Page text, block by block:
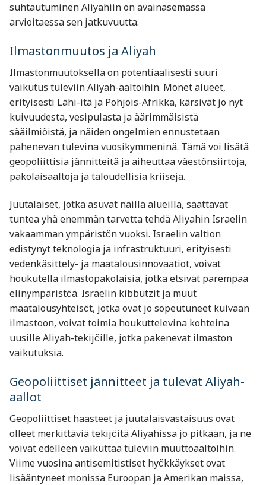
suhtautuminen Aliyahiin on avainasemassa
arvioitaessa sen jatkuvuutta.
Ilmastonmuutos ja Aliyah
Ilmastonmuutoksella on potentiaalisesti suuri
vaikutus tuleviin Aliyah-aaltoihin. Monet alueet,
erityisesti Lähi-itä ja Pohjois-Afrikka, kärsivät jo nyt
kuivuudesta, vesipulasta ja äärimmäisistä
sääilmiöistä, ja näiden ongelmien ennustetaan
pahenevan tulevina vuosikymmeninä. Tämä voi lisätä
geopoliittisia jännitteitä ja aiheuttaa väestönsiirtoja,
pakolaisaaltoja ja taloudellisia kriisejä.
Juutalaiset, jotka asuvat näillä alueilla, saattavat
tuntea yhä enemmän tarvetta tehdä Aliyahin Israelin
vakaamman ympäristön vuoksi. Israelin valtion
edistynyt teknologia ja infrastruktuuri, erityisesti
vedenkäsittely- ja maatalousinnovaatiot, voivat
houkutella ilmastopakolaisia, jotka etsivät parempaa
elinympäristöä. Israelin kibbutzit ja muut
maatalousyhteisöt, jotka ovat jo sopeutuneet kuivaan
ilmastoon, voivat toimia houkuttelevina kohteina
uusille Aliyah-tekijöille, jotka pakenevat ilmaston
vaikutuksia​.
Geopoliittiset jännitteet ja tulevat Aliyah-
aallot
Geopoliittiset haasteet ja juutalaisvastaisuus ovat
olleet merkittäviä tekijöitä Aliyahissa jo pitkään, ja ne
voivat edelleen vaikuttaa tuleviin muuttoaaltoihin.
Viime vuosina antisemitistiset hyökkäykset ovat
lisääntyneet monissa Euroopan ja Amerikan maissa,